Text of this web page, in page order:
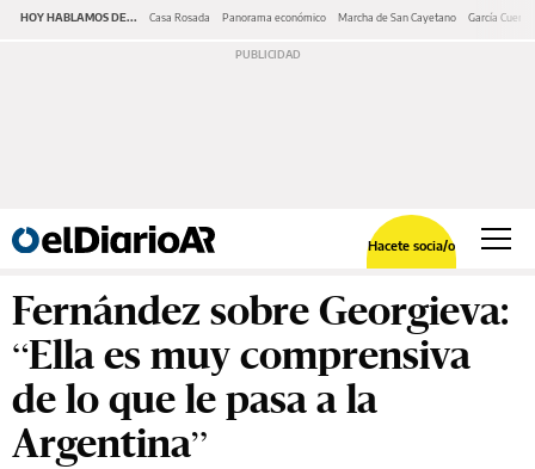
HOY HABLAMOS DE... Casa Rosada Panorama económico Marcha de San Cayetano García Cuerva
Hacete socia/o
Fernández sobre Georgieva:
“Ella es muy comprensiva
de lo que le pasa a la
Argentina”